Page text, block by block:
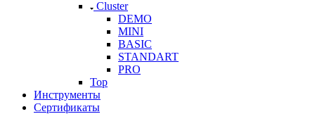
Cluster
DEMO
MINI
BASIC
STANDART
PRO
Top
Инструменты
Сертификаты